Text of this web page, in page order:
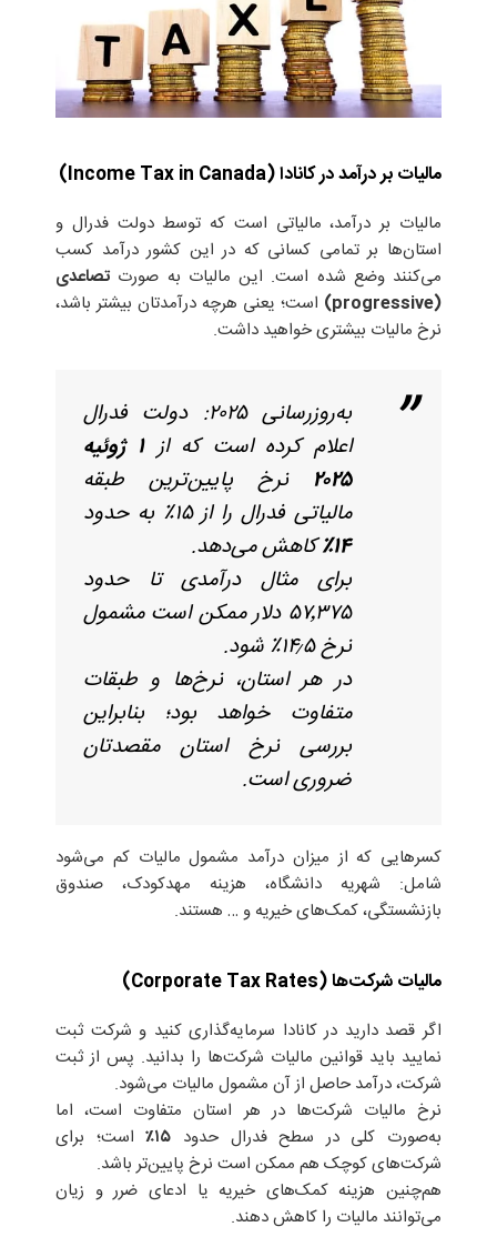
مالیات بر درآمد در کانادا (Income Tax in Canada)
مالیات بر درآمد، مالیاتی است که توسط دولت فدرال و
استان‌ها بر تمامی کسانی که در این کشور درآمد کسب
می‌کنند وضع شده است. این مالیات به صورت تصاعدی
(progressive)
است؛ یعنی هرچه درآمدتان بیشتر باشد،
نرخ مالیات بیشتری خواهید داشت.
به‌روزرسانی ۲۰۲۵: دولت فدرال
اعلام کرده است که از ۱ ژوئیه
۲۰۲۵ نرخ پایین‌ترین طبقه
مالیاتی فدرال را از ۱۵٪ به حدود
۱۴٪ کاهش می‌دهد.
برای مثال درآمدی تا حدود
۵۷٬۳۷۵ دلار ممکن است مشمول
نرخ ۱۴٫۵٪ شود.
در هر استان، نرخ‌ها و طبقات
متفاوت خواهد بود؛ بنابراین
بررسی نرخ استان مقصدتان
ضروری است.
کسرهایی که از میزان درآمد مشمول مالیات کم می‌شود
شامل: شهریه دانشگاه، هزینه مهدکودک، صندوق
بازنشستگی، کمک‌های خیریه و … هستند.
مالیات شرکت‌ها (Corporate Tax Rates)
اگر قصد دارید در کانادا سرمایه‌گذاری کنید و شرکت ثبت
نمایید باید قوانین مالیات شرکت‌ها را بدانید. پس از ثبت
شرکت، درآمد حاصل از آن مشمول مالیات می‌شود.
نرخ مالیات شرکت‌ها در هر استان متفاوت است، اما
به‌صورت کلی در سطح فدرال حدود ۱۵٪ است؛ برای
شرکت‌های کوچک هم ممکن است نرخ پایین‌تر باشد.
هم‌چنین هزینه کمک‌های خیریه یا ادعای ضرر و زیان
می‌توانند مالیات را کاهش دهند.